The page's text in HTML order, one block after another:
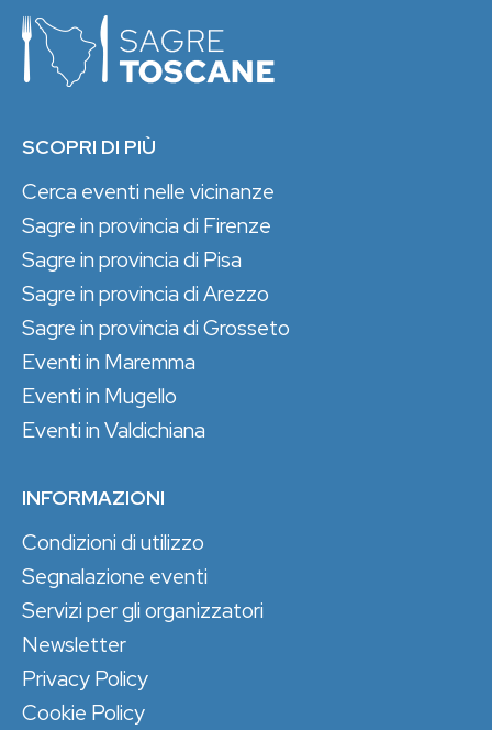
SCOPRI DI PIÙ
Cerca eventi nelle vicinanze
Sagre in provincia di Firenze
Sagre in provincia di Pisa
Sagre in provincia di Arezzo
Sagre in provincia di Grosseto
Eventi in Maremma
Eventi in Mugello
Eventi in Valdichiana
INFORMAZIONI
Condizioni di utilizzo
Segnalazione eventi
Servizi per gli organizzatori
Newsletter
Privacy Policy
Cookie Policy